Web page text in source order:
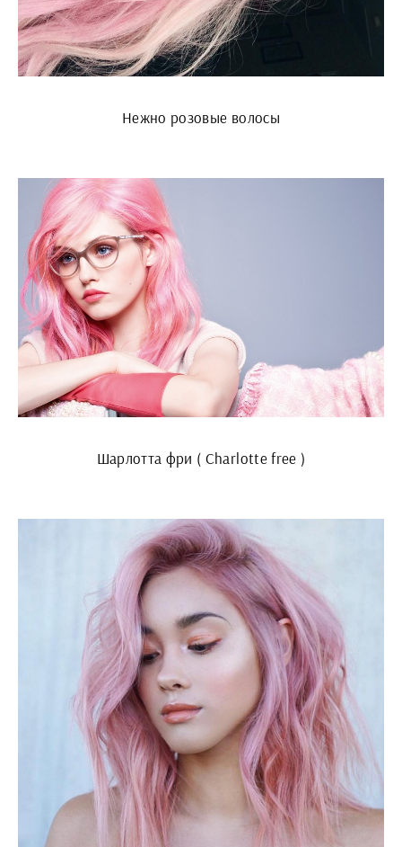
Нежно розовые волосы
Шарлотта фри ( Charlotte free )